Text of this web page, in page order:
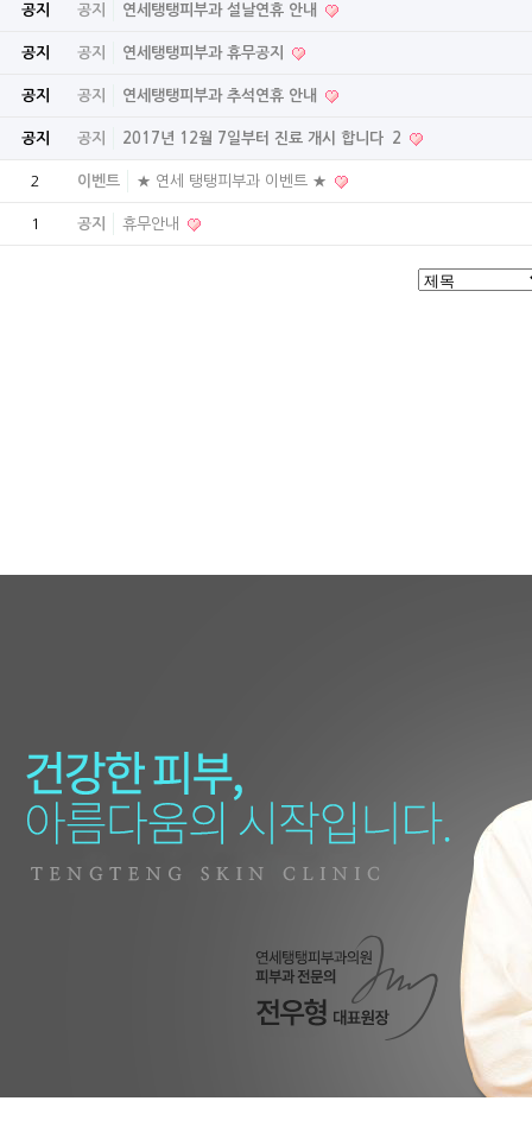
공지 공지 연세탱탱피부과 설날연휴 안내
공지 공지 연세탱탱피부과 휴무공지
공지 공지 연세탱탱피부과 추석연휴 안내
공지 공지 2017년 12월 7일부터 진료 개시 합니다 2
2 이벤트 ★ 연세 탱탱피부과 이벤트 ★
1 공지 휴무안내